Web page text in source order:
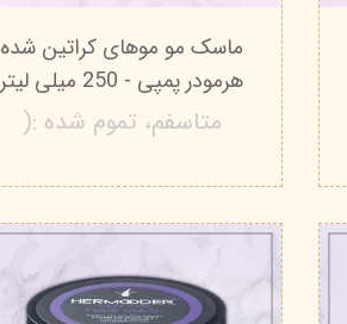
ماسک مو موهای کراتین شده
هرمودر پمپی - 250 میلی لیتر
متاسفم، تموم شده :(